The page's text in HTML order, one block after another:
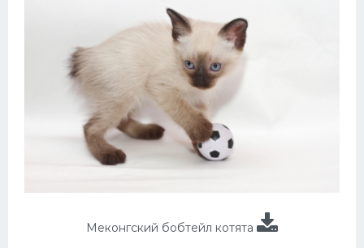
Меконгский бобтейл котята